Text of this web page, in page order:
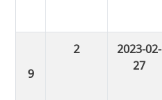
2
2023-02-
27